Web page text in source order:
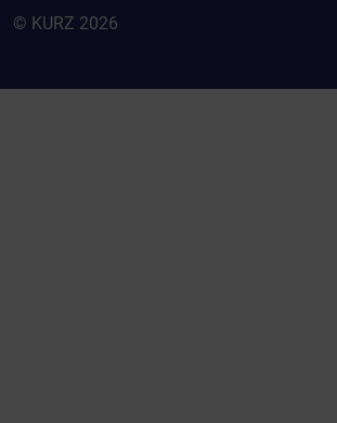
© KURZ 2026